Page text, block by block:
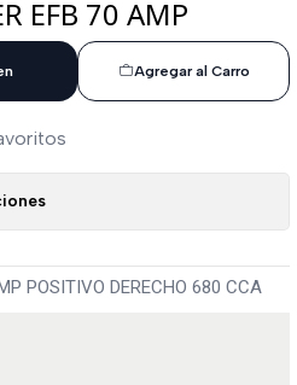
EFB 70 AMP
Agregar al Carro
POSITIVO DERECHO 680 CCA